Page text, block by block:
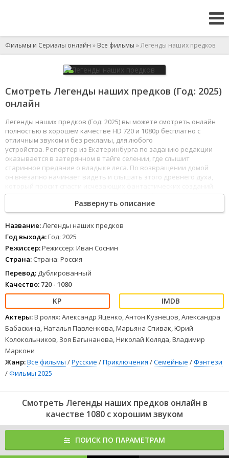
Фильмы и Сериалы онлайн » Все фильмы » Легенды наших предков
Смотреть Легенды наших предков (Год: 2025)
онлайн
Легенды наших предков (Год: 2025) вы можете смотреть онлайн
полностью в хорошем качестве HD 720 и 1080p бесплатно с
отличным звуком и без рекламы, для любого
устройства. Репортер из Екатеринбурга по заданию редакции
оказывается в затерянном в тайге селении, где слышит
старинное предание о владыке леса. По возвращении домой
он внезапно начинает видеть и слышать этого древнего духа,
Журналист соглашается, и вместе с 12-летней дочерью,
приехавшей к нему на каникулы из Москвы, отправляется в края,
почти не тронутые цивилизацией.
1 234 5 6 7 8
Развернуть описание
Название:Легенды наших предков
Год выхода:Год: 2025
Режиссер:Режиссер: Иван Соснин
Страна: Страна: Россия
Перевод: Дублированный
Качество: 720 - 1080
Актеры:В ролях: Александр Яценко, Антон Кузнецов, Александра
Бабаскина, Наталья Павленкова, Марьяна Спивак, Юрий
Колокольников, Зоя Багынанова, Николай Коляда, Владимир
Маркони
Жанр:Все фильмы /Русские /Приключения /Семейные /Фэнтези
/Фильмы 2025
Смотреть Легенды наших предков онлайн в
качестве 1080 с хорошим звуком
ПОИСК ПО ПАРАМЕТРАМ